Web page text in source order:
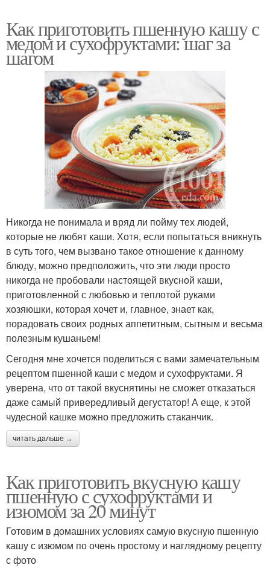
Как приготовить пшенную кашу с
медом и сухофруктами: шаг за
шагом
Никогда не понимала и вряд ли пойму тех людей,
которые не любят каши. Хотя, если попытаться вникнуть
в суть того, чем вызвано такое отношение к данному
блюду, можно предположить, что эти люди просто
никогда не пробовали настоящей вкусной каши,
приготовленной с любовью и теплотой руками
хозяюшки, которая хочет и, главное, знает как,
порадовать своих родных аппетитным, сытным и весьма
полезным кушаньем!
Сегодня мне хочется поделиться с вами замечательным
рецептом пшенной каши с медом и сухофруктами. Я
уверена, что от такой вкуснятины не сможет отказаться
даже самый привередливый дегустатор! А еще, к этой
чудесной кашке можно предложить стаканчик.
читать дальше →
Как приготовить вкусную кашу
пшенную с сухофруктами и
изюмом за 20 минут
Готовим в домашних условиях самую вкусную пшенную
кашу с изюмом по очень простому и наглядному рецепту
с фото